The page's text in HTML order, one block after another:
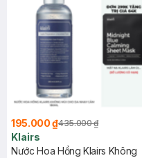
195.000 ₫435.000 ₫
Klairs
Nước Hoa Hồng Klairs Không